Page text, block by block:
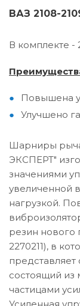
ВАЗ 2108-
В комплекте -
Повышена
Улучшено
Шарниры
ЭКСПЕРТ"
значениями
увеличенной
нагрузкой.
резин нового
2270211), в
состоящий из
частицами